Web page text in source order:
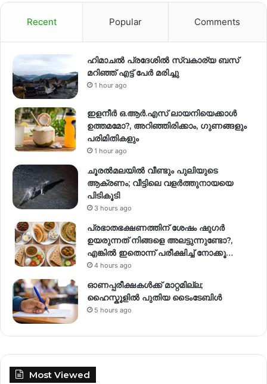
Recent Popular Comments
ഹിമാചല്‍ പ്രദേശില്‍ സ്വകാര്യ ബസ്
മറിഞ്ഞ് എട്ട് പേര്‍ മരിച്ചു
1 hour ago
ഇളനീർ ഒ.ആർ.എസ് ലായനിയെക്കാൾ
ഉത്തമമോ?, അറിഞ്ഞിരിക്കാം, ഗുണങ്ങളും
പരിമിതികളും
1 hour ago
ചൂരൽമലയിൽ വീണ്ടും പുലിയുടെ
ആക്രണം; വീട്ടിലെ വളർത്തുനായയെ
പിടികൂടി
3 hours ago
പ്രഭാതഭക്ഷണത്തിന് ശേഷം ഷുഗർ
ഉയരുന്നത് നിങ്ങളെ അലട്ടുന്നുണ്ടോ?,
എങ്കിൽ ഇതൊന്ന് പരീക്ഷിച്ച് നോക്കൂ…
4 hours ago
ഓണപ്പരീക്ഷകൾക്ക് മാറ്റമില്ല;
ഹൈസ്കൂളിൽ പുതിയ ടൈംടേബിൾ
5 hours ago
Most Viewed